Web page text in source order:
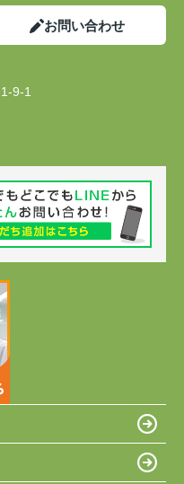
お問い合わせ
9-1